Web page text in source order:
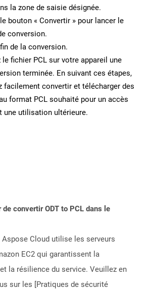
la zone de saisie désignée.
bouton « Convertir » pour lancer le
conversion.
de la conversion.
le fichier PCL sur votre appareil une
terminée. En suivant ces étapes,
facilement convertir et télécharger des
format PCL souhaité pour un accès
une utilisation ultérieure.
de convertir ODT to PCL dans le
Aspose Cloud utilise les serveurs
EC2 qui garantissent la
la résilience du service. Veuillez en
sur les [Pratiques de sécurité